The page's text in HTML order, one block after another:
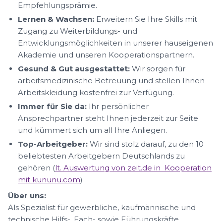
Empfehlungsprämie.
Lernen & Wachsen: Erweitern Sie Ihre Skills mit
Zugang zu Weiterbildungs- und
Entwicklungsmöglichkeiten in unserer hauseigenen
Akademie und unseren Kooperationspartnern.
Gesund & Gut ausgestattet: Wir sorgen für
arbeitsmedizinische Betreuung und stellen Ihnen
Arbeitskleidung kostenfrei zur Verfügung.
Immer für Sie da: Ihr persönlicher
Ansprechpartner steht Ihnen jederzeit zur Seite
und kümmert sich um all Ihre Anliegen.
Top-Arbeitgeber: Wir sind stolz darauf, zu den 10
beliebtesten Arbeitgebern Deutschlands zu
gehören (lt. Auswertung von zeit.de in Kooperation
mit kununu.com)
Über uns:
Als Spezialist für gewerbliche, kaufmännische und